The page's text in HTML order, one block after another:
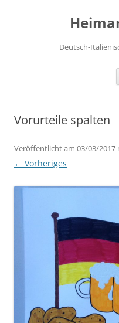
Deutsch-
Vorurteile spalten
Veröffentlicht am 03/03/2017
← Vorheriges